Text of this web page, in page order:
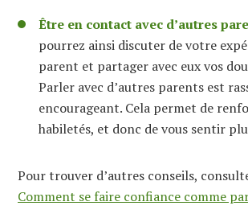
Être en contact avec d’autres
pourrez ainsi discuter de votre
parent et partager avec eux vos
Parler avec d’autres parents est
encourageant. Cela permet de
habiletés, et donc de vous sentir
Pour trouver d’autres conseils,
Comment se faire confiance comme